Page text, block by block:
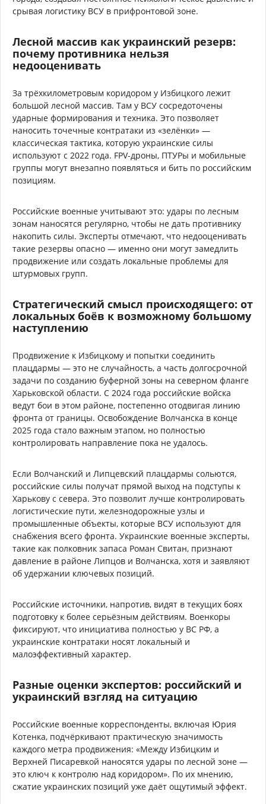
срывая логистику ВСУ в прифронтовой зоне.
Лесной массив как украинский резерв:
почему противника нельзя
недооценивать
За трёхкилометровым коридором у Избицкого лежит
большой лесной массив. Там у ВСУ сосредоточены
ударные формирования и техника. Это позволяет
наносить точечные контратаки из «зелёнки» —
классическая тактика, которую украинские силы
используют с 2022 года. FPV-дроны, ПТУРы и мобильные
группы могут внезапно появляться и бить по российским
позициям.
Российские военные учитывают это: удары по лесным
зонам наносятся регулярно, чтобы не дать противнику
накопить силы. Эксперты отмечают, что недооценивать
такие резервы опасно — именно они могут замедлить
продвижение или создать локальные проблемы для
штурмовых групп.
Стратегический смысл происходящего: от
локальных боёв к возможному большому
наступлению
Продвижение к Избицкому и попытки соединить
плацдармы — это не случайность, а часть долгосрочной
задачи по созданию буферной зоны на северном фланге
Харьковской области. С 2024 года российские войска
ведут бои в этом районе, постепенно отодвигая линию
фронта от границы. Освобождение Волчанска в конце
2025 года стало важным этапом, но полностью
контролировать направление пока не удалось.
Если Волчанский и Липцевский плацдармы сольются,
российские силы получат прямой выход на подступы к
Харькову с севера. Это позволит лучше контролировать
логистические пути, железнодорожные узлы и
промышленные объекты, которые ВСУ используют для
снабжения всего фронта. Украинские военные эксперты,
такие как полковник запаса Роман Свитан, признают
давление в районе Липцов и Волчанска, хотя и заявляют
об удержании ключевых позиций.
Российские источники, напротив, видят в текущих боях
подготовку к более серьёзным действиям. Военкоры
фиксируют, что инициатива полностью у ВС РФ, а
украинские контратаки носят локальный и
малоэффективный характер.
Разные оценки экспертов: российский и
украинский взгляд на ситуацию
Российские военные корреспонденты, включая Юрия
Котенка, подчёркивают практическую значимость
каждого метра продвижения: «Между Избицким и
Верхней Писаревкой наносятся удары по лесной зоне —
это ключ к контролю над коридором». По их мнению,
сжатие украинских позиций уже даёт ощутимый эффект.